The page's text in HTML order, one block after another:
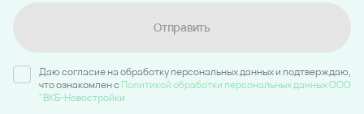
Отправить
Даю согласие на обработку персональных данных и подтверждаю,
что ознакомлен c Политикой обработки персональных данных ООО
"ВКБ-Новостройки